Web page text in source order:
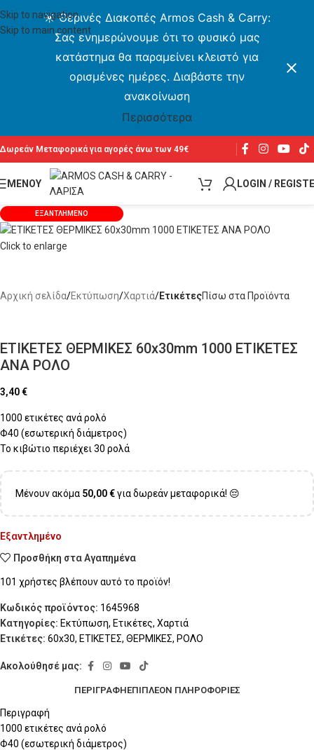
Skip to navigation
Skip to main content
☀️ Θερινές Διακοπές Armos Cash & Carry:
Σας ενημερώνουμε ότι το φυσικό μας
κατάστημα θα παραμείνει κλειστό για
ορισμένες ημέρες. Διαβάστε την
ανακοίνωση
Περισσότερα
Δωρεάν Μεταφορικά για αγορές άνω των 49€
ΜΕΝΟΥ LOGIN /
ΕΞΑΝΤΛΗΜΈΝΟ
Click to enlarge
Αρχική σελίδα Εκτύπωση Χαρτιά ΕτικέτεςΠίσω στα Προϊόντα
ΕΤΙΚΕΤΕΣ ΘΕΡΜΙΚΕΣ 60x30mm 1000 ΕΤΙΚΕΤΕΣ
ΑΝΑ ΡΟΛΟ
3,40€
1000 ετικέτες ανά ρολό
Φ40 (εσωτερική διάμετρος)
Το κιβώτιο περιέχει 30 ρολά
Μένουν ακόμα 50,00€για δωρεάν μεταφορικά! 😔
Εξαντλημένο
Προσθήκη στα Αγαπημένα
101 χρήστες βλέπουν αυτό το προϊόν!
Κωδικός προϊόντος: 1645968
Κατηγορίες: Εκτύπωση, Ετικέτες, Χαρτιά
Ετικέτες: 60x30, ΕΤΙΚΕΤΕΣ, ΘΕΡΜΙΚΕΣ, ΡΟΛΟ
Ακολούθησέ μας:
ΠΕΡΙΓΡΑΦΉΕΠΙΠΛΈΟΝ ΠΛΗΡΟΦΟΡΊΕΣ
Περιγραφή
1000 ετικέτες ανά ρολό
Φ40 (εσωτερική διάμετρος)